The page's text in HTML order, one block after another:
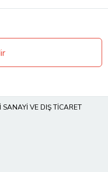
VE DIŞ TİCARET